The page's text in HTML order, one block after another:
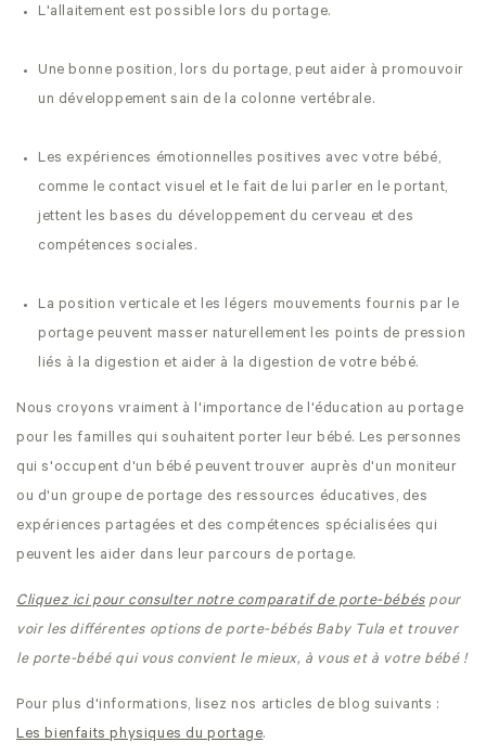
L'allaitement est possible lors du portage.
Une bonne position, lors du portage, peut aider à promouvoir
un développement sain de la colonne vertébrale.
Les expériences émotionnelles positives avec votre bébé,
comme le contact visuel et le fait de lui parler en le portant,
jettent les bases du développement du cerveau et des
compétences sociales.
La position verticale et les légers mouvements fournis par le
portage peuvent masser naturellement les points de pression
liés à la digestion et aider à la digestion de votre bébé.
Nous croyons vraiment à l'importance de l'éducation au portage
pour les familles qui souhaitent porter leur bébé. Les personnes
qui s'occupent d'un bébé peuvent trouver auprès d'un moniteur
ou d'un groupe de portage des ressources éducatives, des
expériences partagées et des compétences spécialisées qui
peuvent les aider dans leur parcours de portage.
Cliquez ici pour consulter notre comparatif de porte-bébéspour
voir les différentes options de porte-bébés Baby Tula et trouver
le porte-bébé qui vous convient le mieux, à vous et à votre bébé !
Pour plus d'informations, lisez nos articles de blog suivants :
Les bienfaits physiques du portage.